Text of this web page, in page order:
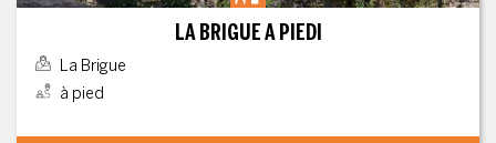
LA BRIGUE A PIEDI
La Brigue
à pied